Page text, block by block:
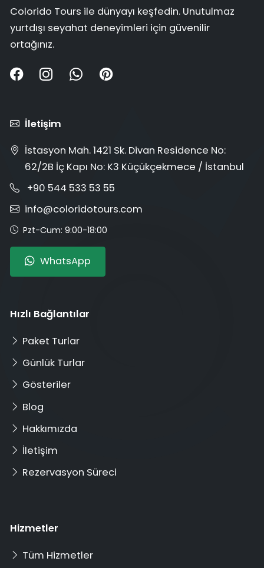
Colorido Tours ile dünyayı keşfedin. Unutulmaz
yurtdışı seyahat deneyimleri için güvenilir
ortağınız.
İletişim
İstasyon Mah. 1421 Sk. Divan Residence No:
62/2B İç Kapı No: K3 Küçükçekmece / İstanbul
+90 544 533 53 55
info@coloridotours.com
Pzt-Cum: 9:00-18:00
WhatsApp
Hızlı Bağlantılar
Paket Turlar
Günlük Turlar
Gösteriler
Blog
Hakkımızda
İletişim
Rezervasyon Süreci
Hizmetler
Tüm Hizmetler